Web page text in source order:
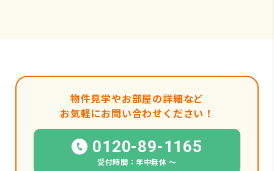
物件見学やお部屋の詳細など
お気軽にお問い合わせください！
0120-89-1165
受付時間：年中無休 〜